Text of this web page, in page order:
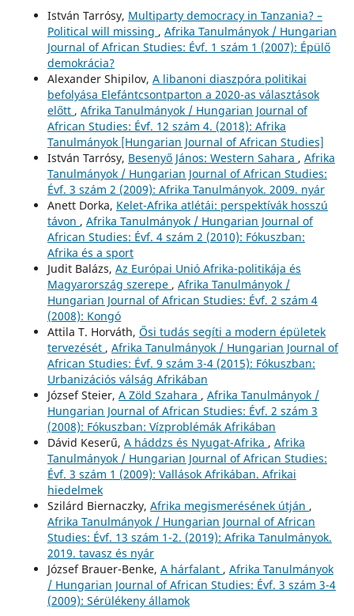
István Tarrósy, Multiparty democracy in Tanzania? –
Political will missing , Afrika Tanulmányok / Hungarian
Journal of African Studies: Évf. 1 szám 1 (2007): Épülő
demokrácia?
Alexander Shipilov, A libanoni diaszpóra politikai
befolyása Elefántcsontparton a 2020-as választások
előtt , Afrika Tanulmányok / Hungarian Journal of
African Studies: Évf. 12 szám 4. (2018): Afrika
Tanulmányok [Hungarian Journal of African Studies]
István Tarrósy, Besenyő János: Western Sahara , Afrika
Tanulmányok / Hungarian Journal of African Studies:
Évf. 3 szám 2 (2009): Afrika Tanulmányok. 2009. nyár
Anett Dorka, Kelet-Afrika atlétái: perspektívák hosszú
távon , Afrika Tanulmányok / Hungarian Journal of
African Studies: Évf. 4 szám 2 (2010): Fókuszban:
Afrika és a sport
Judit Balázs, Az Európai Unió Afrika-politikája és
Magyarország szerepe , Afrika Tanulmányok /
Hungarian Journal of African Studies: Évf. 2 szám 4
(2008): Kongó
Attila T. Horváth, Ősi tudás segíti a modern épületek
tervezését , Afrika Tanulmányok / Hungarian Journal of
African Studies: Évf. 9 szám 3-4 (2015): Fókuszban:
Urbanizációs válság Afrikában
József Steier, A Zöld Szahara , Afrika Tanulmányok /
Hungarian Journal of African Studies: Évf. 2 szám 3
(2008): Fókuszban: Vízproblémák Afrikában
Dávid Keserű, A háddzs és Nyugat-Afrika , Afrika
Tanulmányok / Hungarian Journal of African Studies:
Évf. 3 szám 1 (2009): Vallások Afrikában. Afrikai
hiedelmek
Szilárd Biernaczky, Afrika megismerésének útján ,
Afrika Tanulmányok / Hungarian Journal of African
Studies: Évf. 13 szám 1-2. (2019): Afrika Tanulmányok.
2019. tavasz és nyár
József Brauer-Benke, A hárfalant , Afrika Tanulmányok
/ Hungarian Journal of African Studies: Évf. 3 szám 3-4
(2009): Sérülékeny államok